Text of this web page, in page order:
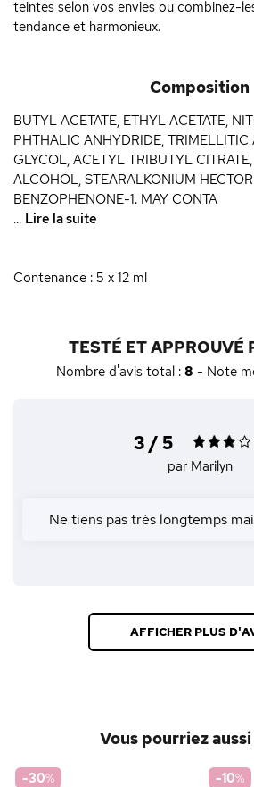
teintes selon vos envies ou combinez-
tendance et harmonieux.
Composition
BUTYL ACETATE, ETHYL ACETATE,
PHTHALIC ANHYDRIDE, TRIMELLITIC
GLYCOL, ACETYL TRIBUTYL
ALCOHOL, STEARALKONIUM
BENZOPHENONE-1. MAY CONTA
... Lire la suite
Contenance : 5 x 12 ml
TESTÉ ET APPROUVÉ
Nombre d'avis total : 8 - Note
3 / 5
par Marilyn
Ne tiens pas très longtemps
AFFICHER PLUS
Vous pourriez
-30% -10%